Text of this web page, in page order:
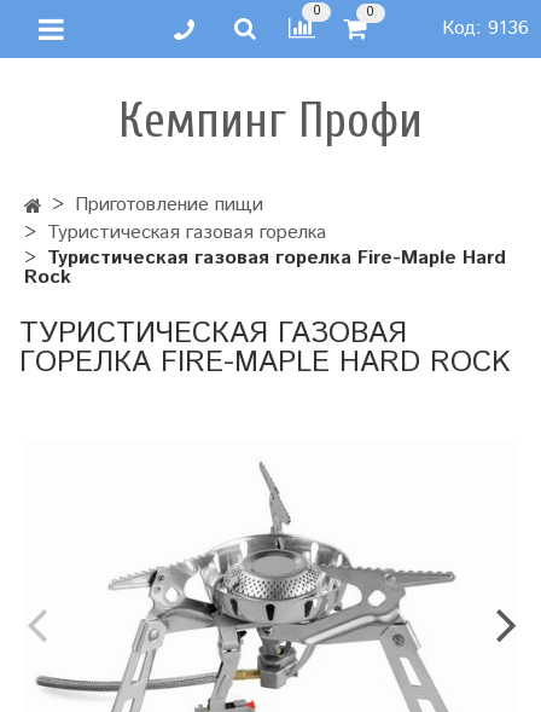
0 0
Код: 9136
Кемпинг Профи
Приготовление пищи
Туристическая газовая горелка
Туристическая газовая горелка Fire-Maple Hard
Rock
ТУРИСТИЧЕСКАЯ ГАЗОВАЯ
ГОРЕЛКА FIRE-MAPLE HARD ROCK